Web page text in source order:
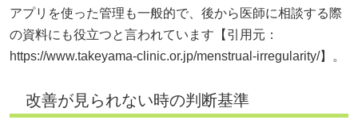
アプリを使った管理も一般的で、後から医師に相談する際
の資料にも役立つと言われています【引用元：
https://www.takeyama-clinic.or.jp/menstrual-irregularity/】。
改善が見られない時の判断基準